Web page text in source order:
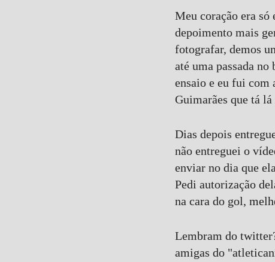
Meu coração era
depoimento mais
fotografar, demos
até uma passada
ensaio e eu fui com
Guimarães que tá
Dias depois
não entreguei o
enviar no dia que
Pedi autorização
na cara do gol,
Lembram do
amigas do